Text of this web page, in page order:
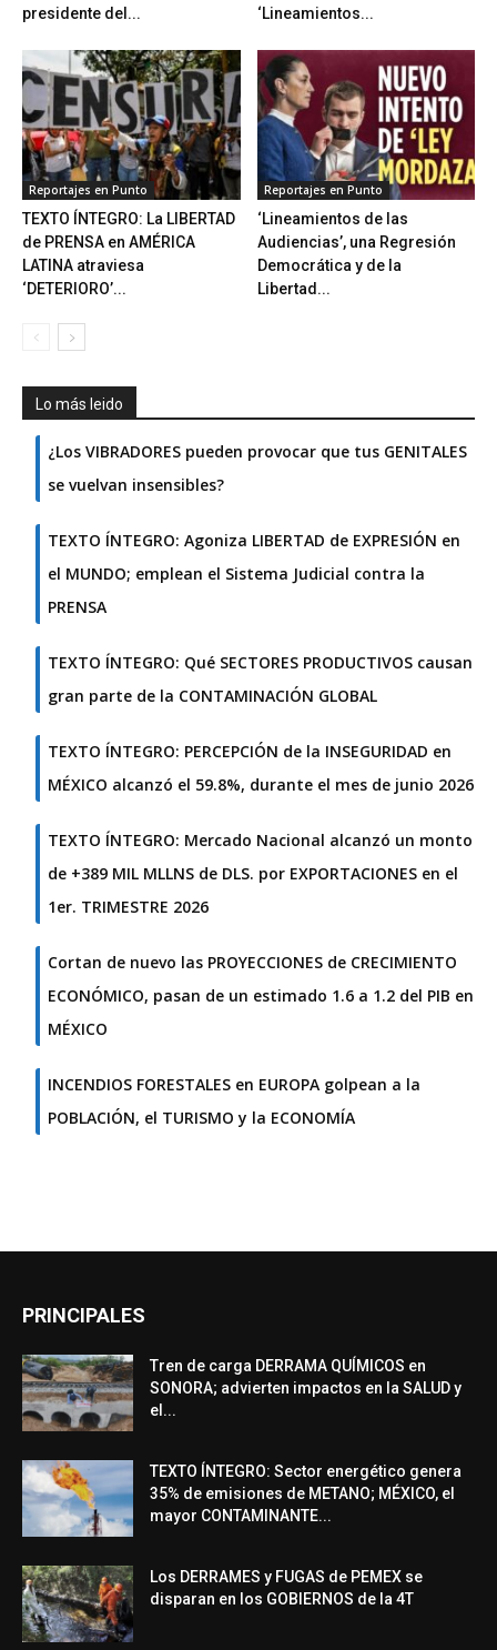
presidente del...
‘Lineamientos...
Reportajes en Punto
TEXTO ÍNTEGRO: La LIBERTAD
de PRENSA en AMÉRICA
LATINA atraviesa
‘DETERIORO’...
Reportajes en Punto
‘Lineamientos de las
Audiencias’, una Regresión
Democrática y de la
Libertad...
Lo más leido
¿Los VIBRADORES pueden provocar que tus GENITALES
se vuelvan insensibles?
TEXTO ÍNTEGRO: Agoniza LIBERTAD de EXPRESIÓN en
el MUNDO; emplean el Sistema Judicial contra la
PRENSA
TEXTO ÍNTEGRO: Qué SECTORES PRODUCTIVOS causan
gran parte de la CONTAMINACIÓN GLOBAL
TEXTO ÍNTEGRO: PERCEPCIÓN de la INSEGURIDAD en
MÉXICO alcanzó el 59.8%, durante el mes de junio 2026
TEXTO ÍNTEGRO: Mercado Nacional alcanzó un monto
de +389 MIL MLLNS de DLS. por EXPORTACIONES en el
1er. TRIMESTRE 2026
Cortan de nuevo las PROYECCIONES de CRECIMIENTO
ECONÓMICO, pasan de un estimado 1.6 a 1.2 del PIB en
MÉXICO
INCENDIOS FORESTALES en EUROPA golpean a la
POBLACIÓN, el TURISMO y la ECONOMÍA
PRINCIPALES
Tren de carga DERRAMA QUÍMICOS en
SONORA; advierten impactos en la SALUD y
el...
TEXTO ÍNTEGRO: Sector energético genera
35% de emisiones de METANO; MÉXICO, el
mayor CONTAMINANTE...
Los DERRAMES y FUGAS de PEMEX se
disparan en los GOBIERNOS de la 4T